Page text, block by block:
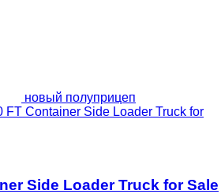
новый полуприцеп
FT Container Side Loader Truck for
Side Loader Truck for Sale